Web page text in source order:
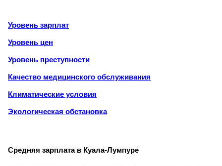
Уровень зарплат
Уровень цен
Уровень преступности
Качество медицинского обслуживания
Климатические условия
Экологическая обстановка
Средняя зарплата в Куала-Лумпуре